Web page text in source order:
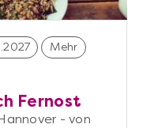
Mehr
Fernost
- von